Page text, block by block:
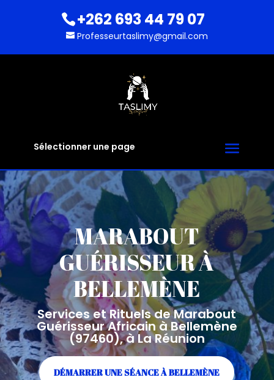
+262 693 44 79 07
Professeurtaslimy@gmail.com
Sélectionner une page
MARABOUT
GUÉRISSEUR À
BELLEMÈNE
Services et Rituels de Marabout
Guérisseur Africain à Bellemène
(97460), à La Réunion
DÉMARRER UNE SÉANCE À BELLEMÈNE